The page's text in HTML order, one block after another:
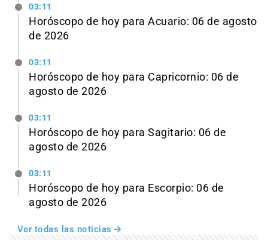
03:11
Horóscopo de hoy para Acuario: 06 de agosto
de 2026
03:11
Horóscopo de hoy para Capricornio: 06 de
agosto de 2026
03:11
Horóscopo de hoy para Sagitario: 06 de
agosto de 2026
03:11
Horóscopo de hoy para Escorpio: 06 de
agosto de 2026
Ver todas las noticias